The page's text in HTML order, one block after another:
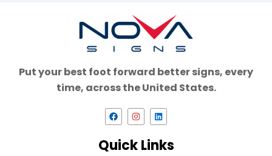
Put your best foot forward better signs, every
time, across the United States.
F
a
c
b
I
n
s
a
L
i
n
e
Quick Links